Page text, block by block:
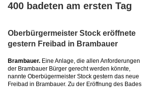
400 badeten am ersten Tag
Oberbürgermeister Stock eröffnete
gestern Freibad in Brambauer
Brambauer. Eine Anlage, die allen Anforderungen
der Brambauer Bürger gerecht werden könnte,
nannte Oberbügermeister Stock gestern das neue
Freibad in Brambauer. Zu der Eröffnung des Bades